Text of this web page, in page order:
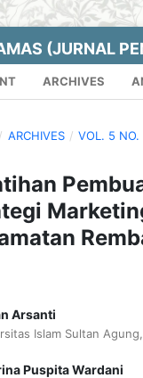
(JURNAL
ARCHIVES
/ ARCHIVES / VOL. 5 NO.
Arsanti
Islam Sultan
Puspita Wardani